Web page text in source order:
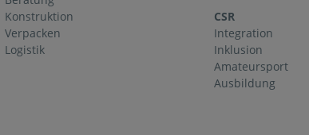
Konstruktion
Verpacken
Logistik
CSR
Integration
Inklusion
Amateursport
Ausbildung